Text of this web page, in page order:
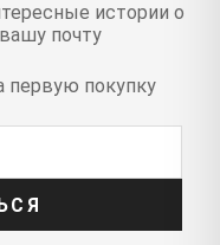
истории о
почту
первую покупку